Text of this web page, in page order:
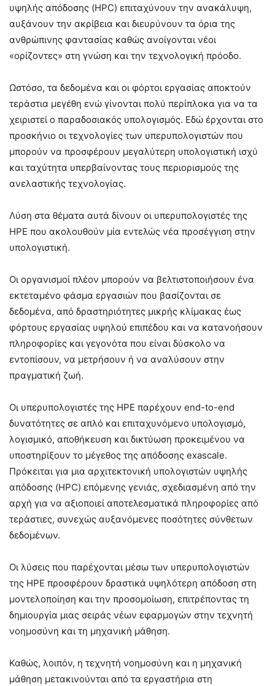
υψηλής απόδοσης (HPC) επιταχύνουν την ανακάλυψη,
αυξάνουν την ακρίβεια και διευρύνουν τα όρια της
ανθρώπινης φαντασίας καθώς ανοίγονται νέοι
«ορίζοντες» στη γνώση και την τεχνολογική πρόοδο.
Ωστόσο, τα δεδομένα και οι φόρτοι εργασίας αποκτούν
τεράστια μεγέθη ενώ γίνονται πολύ περίπλοκα για να τα
χειριστεί ο παραδοσιακός υπολογισμός. Εδώ έρχονται στο
προσκήνιο οι τεχνολογίες των υπερυπολογιστών που
μπορούν να προσφέρουν μεγαλύτερη υπολογιστική ισχύ
και ταχύτητα υπερβαίνοντας τους περιορισμούς της
ανελαστικής τεχνολογίας.
Λύση στα θέματα αυτά δίνουν οι υπερυπολογιστές της
HPE που ακολουθούν μία εντελώς νέα προσέγγιση στην
υπολογιστική.
Οι οργανισμοί πλέον μπορούν να βελτιστοποιήσουν ένα
εκτεταμένο φάσμα εργασιών που βασίζονται σε
δεδομένα, από δραστηριότητες μικρής κλίμακας έως
φόρτους εργασίας υψηλού επιπέδου και να κατανοήσουν
πληροφορίες και γεγονότα που είναι δύσκολο να
εντοπίσουν, να μετρήσουν ή να αναλύσουν στην
πραγματική ζωή.
Οι υπερυπολογιστές της HPE παρέχουν end-to-end
δυνατότητες σε απλό και επιταχυνόμενο υπολογισμό,
λογισμικό, αποθήκευση και δικτύωση προκειμένου να
υποστηρίξουν το μέγεθος της απόδοσης exascale.
Πρόκειται για μια αρχιτεκτονική υπολογιστών υψηλής
απόδοσης (HPC) επόμενης γενιάς, σχεδιασμένη από την
αρχή για να αξιοποιεί αποτελεσματικά πληροφορίες από
τεράστιες, συνεχώς αυξανόμενες ποσότητες σύνθετων
δεδομένων.
Οι λύσεις που παρέχονται μέσω των υπερυπολογιστών
της HPE προσφέρουν δραστικά υψηλότερη απόδοση στη
μοντελοποίηση και την προσομοίωση, επιτρέποντας τη
δημιουργία μιας σειράς νέων εφαρμογών στην τεχνητή
νοημοσύνη και τη μηχανική μάθηση.
Καθώς, λοιπόν, η τεχνητή νοημοσύνη και η μηχανική
μάθηση μετακινούνται από τα εργαστήρια στη